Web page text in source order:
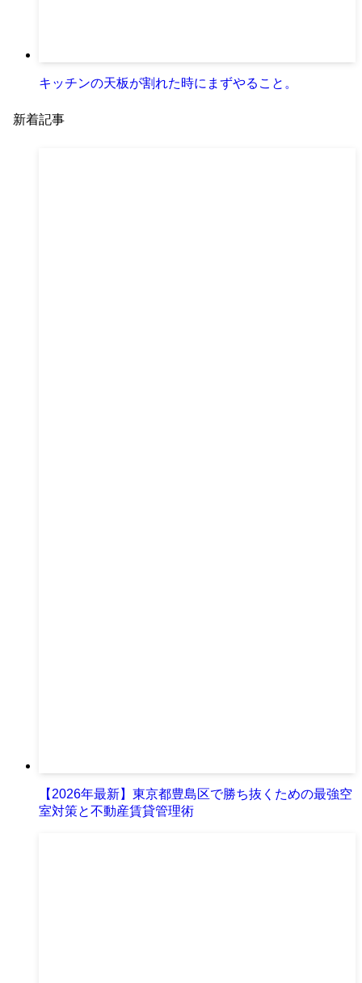
キッチンの天板が割れた時にまずやること。
新着記事
【2026年最新】東京都豊島区で勝ち抜くための最強空
室対策と不動産賃貸管理術